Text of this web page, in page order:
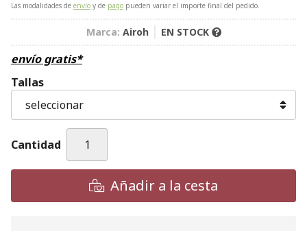
Las modalidades de envío y de pago pueden variar el importe final del pedido.
Marca: Airoh EN STOCK
envío gratis*
Tallas
Cantidad
Añadir a la cesta